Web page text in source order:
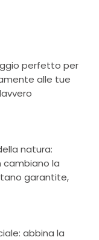
perfetto per
alle tue
natura:
cambiano la
garantite,
abbina la